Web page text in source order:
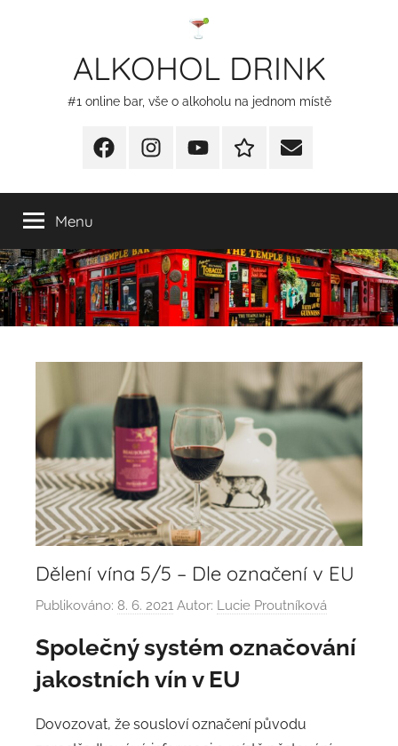
ALKOHOL DRINK
#1 online bar, vše o alkoholu na jednom místě
FacebookInstagram
YT
Redakční
E-
Menu
Dělení vína 5/5 – Dle označení v EU
Publikováno: 8. 6. 2021 Autor: Lucie Proutníková
Společný systém označování
jakostních vín v EU
Dovozovat, že sousloví označení původu